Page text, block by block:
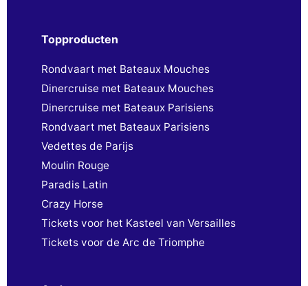
Topproducten
Rondvaart met Bateaux Mouches
Dinercruise met Bateaux Mouches
Dinercruise met Bateaux Parisiens
Rondvaart met Bateaux Parisiens
Vedettes de Parijs
Moulin Rouge
Paradis Latin
Crazy Horse
Tickets voor het Kasteel van Versailles
Tickets voor de Arc de Triomphe